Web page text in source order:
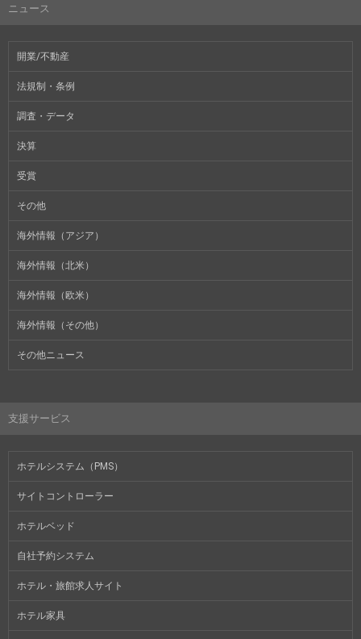
ニュース
開業/不動産
法規制・条例
調査・データ
決算
受賞
その他
海外情報（アジア）
海外情報（北米）
海外情報（欧米）
海外情報（その他）
その他ニュース
支援サービス
ホテルシステム（PMS）
サイトコントローラー
ホテルベッド
自社予約システム
ホテル・旅館求人サイト
ホテル家具